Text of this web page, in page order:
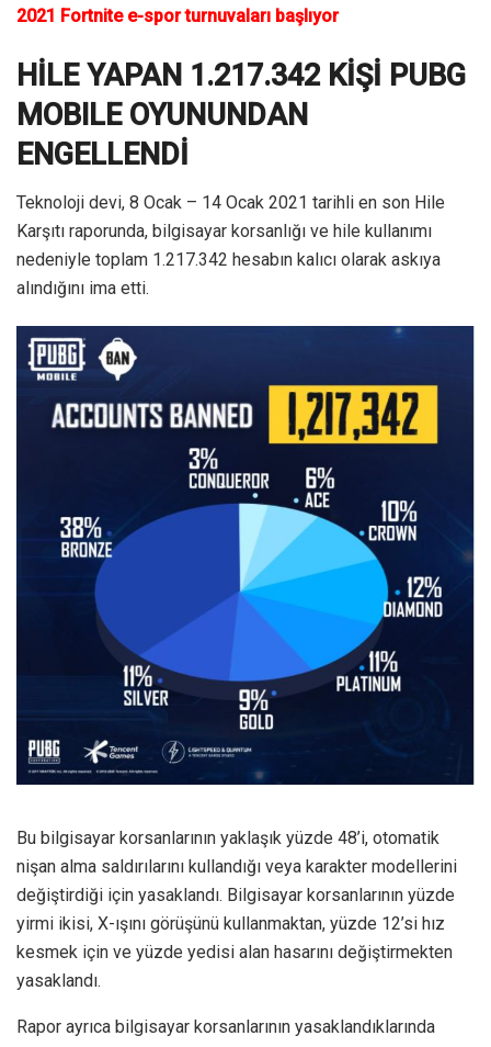
2021 Fortnite e-spor turnuvaları başlıyor
HİLE YAPAN 1.217.342 KİŞİ PUBG
MOBILE OYUNUNDAN
ENGELLENDİ
Teknoloji devi, 8 Ocak – 14 Ocak 2021 tarihli en son Hile
Karşıtı raporunda, bilgisayar korsanlığı ve hile kullanımı
nedeniyle toplam 1.217.342 hesabın kalıcı olarak askıya
alındığını ima etti.
Bu bilgisayar korsanlarının yaklaşık yüzde 48’i, otomatik
nişan alma saldırılarını kullandığı veya karakter modellerini
değiştirdiği için yasaklandı. Bilgisayar korsanlarının yüzde
yirmi ikisi, X-ışını görüşünü kullanmaktan, yüzde 12’si hız
kesmek için ve yüzde yedisi alan hasarını değiştirmekten
yasaklandı.
Rapor ayrıca bilgisayar korsanlarının yasaklandıklarında